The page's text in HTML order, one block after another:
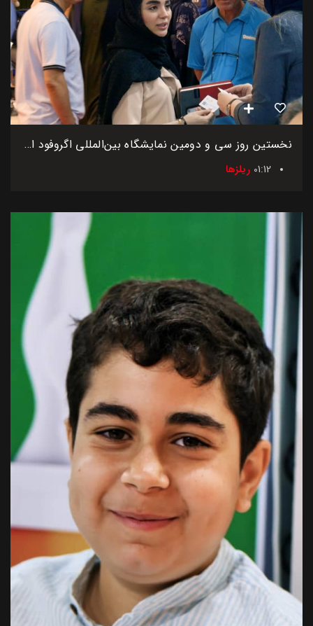
نخستین روز سی و دومین نمایشگاه بین‌المللی اگروفود ایران
01:12 ریلزها